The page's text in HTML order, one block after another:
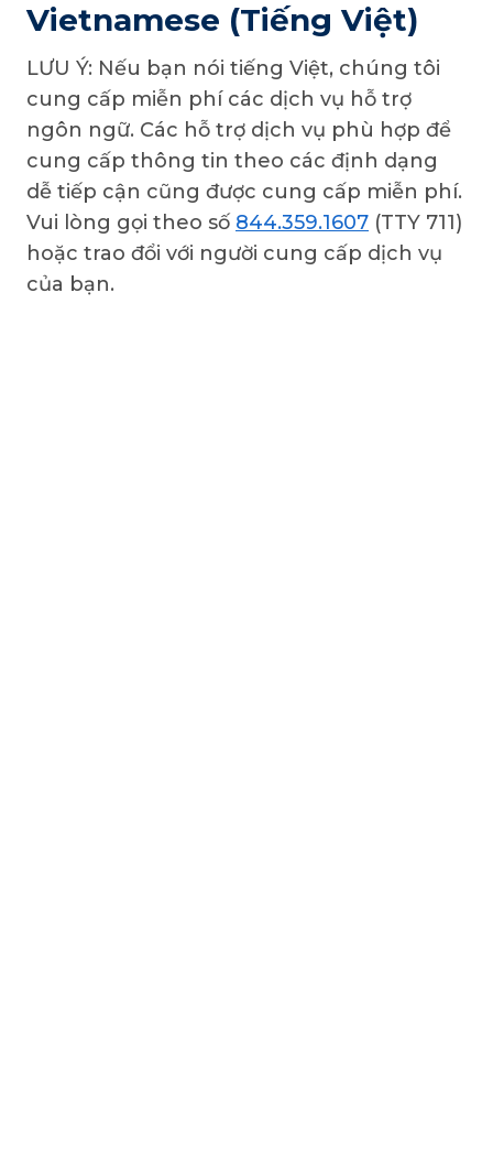
Vietnamese (Tiếng Việt)
LƯU Ý: Nếu bạn nói tiếng Việt, chúng tôi
cung cấp miễn phí các dịch vụ hỗ trợ
ngôn ngữ. Các hỗ trợ dịch vụ phù hợp để
cung cấp thông tin theo các định dạng
dễ tiếp cận cũng được cung cấp miễn phí.
Vui lòng gọi theo số 844.359.1607 (TTY 711)
hoặc trao đổi với người cung cấp dịch vụ
của bạn.